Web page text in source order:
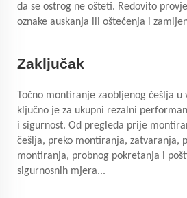
da se ostrog ne ošteti. Redovito
oznake auskanja ili oštećenja i
Zaključak
Točno montiranje zaobljenog češlja u
ključno je za ukupni rezalni
i sigurnost. Od pregleda prije
češlja, preko montiranja, zatvaranja,
montiranja, probnog pokretanja i
sigurnosnih mjera...